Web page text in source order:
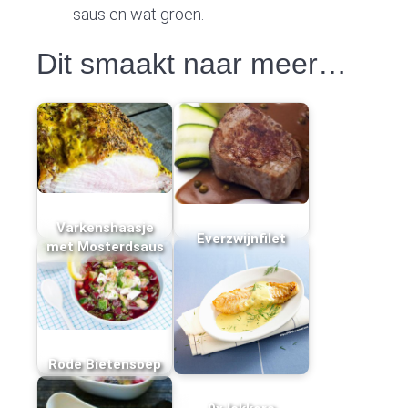
saus en wat groen.
Dit smaakt naar meer…
Varkenshaasje
met Mosterdsaus
Everzwijnfilet
Rode Bietensoep